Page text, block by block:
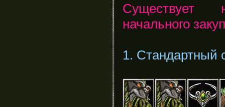
Существует
начального
1. Стандартный